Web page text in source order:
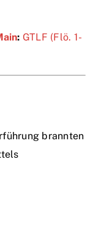
: GTLF (Flö. 1-
brannten